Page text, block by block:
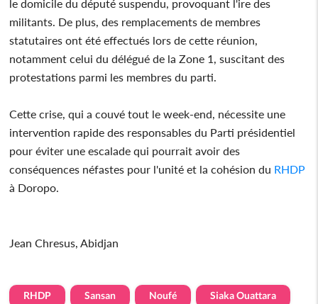
le domicile du député suspendu, provoquant l'ire des
militants. De plus, des remplacements de membres
statutaires ont été effectués lors de cette réunion,
notamment celui du délégué de la Zone 1, suscitant des
protestations parmi les membres du parti.
Cette crise, qui a couvé tout le week-end, nécessite une
intervention rapide des responsables du Parti présidentiel
pour éviter une escalade qui pourrait avoir des
conséquences néfastes pour l'unité et la cohésion du RHDP
à Doropo.
Jean Chresus, Abidjan
RHDP Sansan Noufé Siaka Ouattara